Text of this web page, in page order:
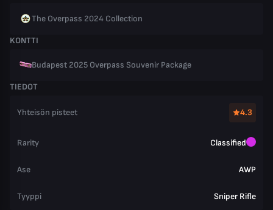
The Overpass 2024 Collection
KONTTI
Budapest 2025 Overpass Souvenir Package
TIEDOT
Yhteisön pisteet 4.3
Rarity Classified
Ase AWP
Tyyppi Sniper Rifle